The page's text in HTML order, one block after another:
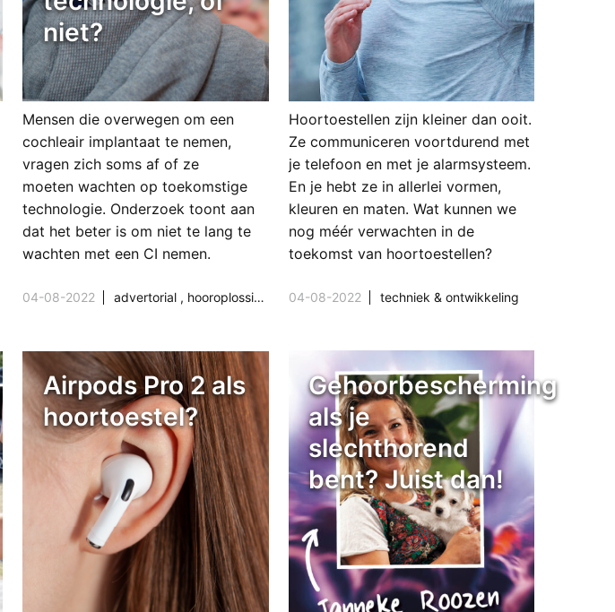
niet?
Mensen die overwegen om een
cochleair implantaat te nemen,
vragen zich soms af of ze
moeten wachten op toekomstige
technologie. Onderzoek toont aan
dat het beter is om niet te lang te
wachten met een CI nemen.
04-08-2022 advertorial , hooroplossingen
Hoortoestellen zijn kleiner dan ooit.
Ze communiceren voortdurend met
je telefoon en met je alarmsysteem.
En je hebt ze in allerlei vormen,
kleuren en maten. Wat kunnen we
nog méér verwachten in de
toekomst van hoortoestellen?
04-08-2022 techniek & ontwikkeling
Airpods Pro 2 als
hoortoestel?
Gehoorbescherming
als je
slechthorend
bent? Juist dan!